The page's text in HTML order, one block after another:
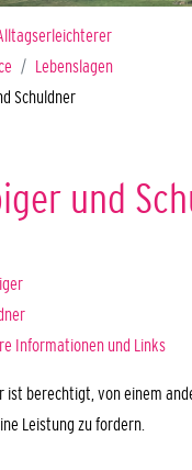
Lebenslagen
Schuldner
und
Informationen und Links
ist berechtigt, von einem
Leistung zu fordern.